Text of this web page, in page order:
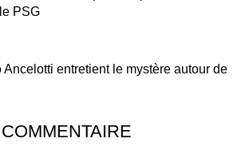
PSG
Ancelotti entretient le mystère autour de